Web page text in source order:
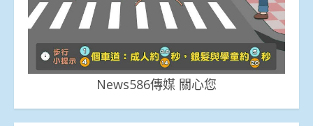
News586傳媒 關心您